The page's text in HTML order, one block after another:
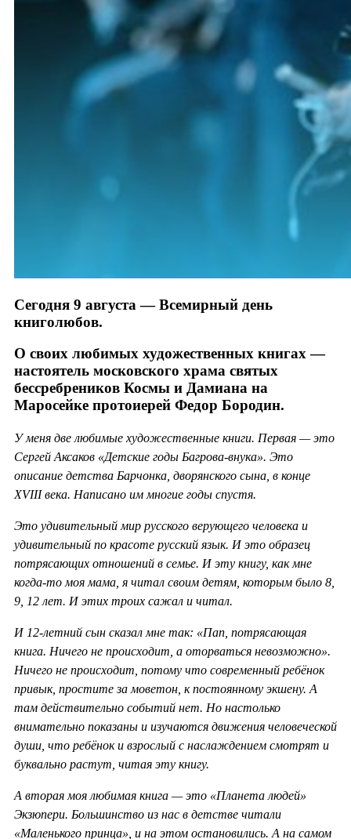
Сегодня 9 августа — Всемирный день
книголюбов.
О своих любимых художественных книгах —
настоятель московского храма святых
бессребреников Космы и Дамиана на
Маросейке протоиерей Федор Бородин.
У меня две любимые художественные книги. Первая — это
Сергей Аксаков «Детские годы Багрова-внука». Это
описание детства Барчонка, дворянского сына, в конце
XVIII века. Написано им многие годы спустя.
Это удивительный мир русского верующего человека и
удивительный по красоте русский язык. И это образец
потрясающих отношений в семье. И эту книгу, как мне
когда-то моя мама, я читал своим детям, которым было 8,
9, 12 лет. И этих троих сажал и читал.
И 12-летний сын сказал мне так: «Пап, потрясающая
книга. Ничего не происходит, а оторваться невозможно».
Ничего не происходит, потому что современный ребёнок
привык, простите за моветон, к постоянному экшену. А
там действительно событий нет. Но настолько
внимательно показаны и изучаются движения человеческой
души, что ребёнок и взрослый с наслаждением смотрят и
буквально растут, читая эту книгу.
А вторая моя любимая книга — это «Планета людей»
Экзюпери. Большинство из нас в детстве читали
«Маленького принца», и на этом остановились. А на самом